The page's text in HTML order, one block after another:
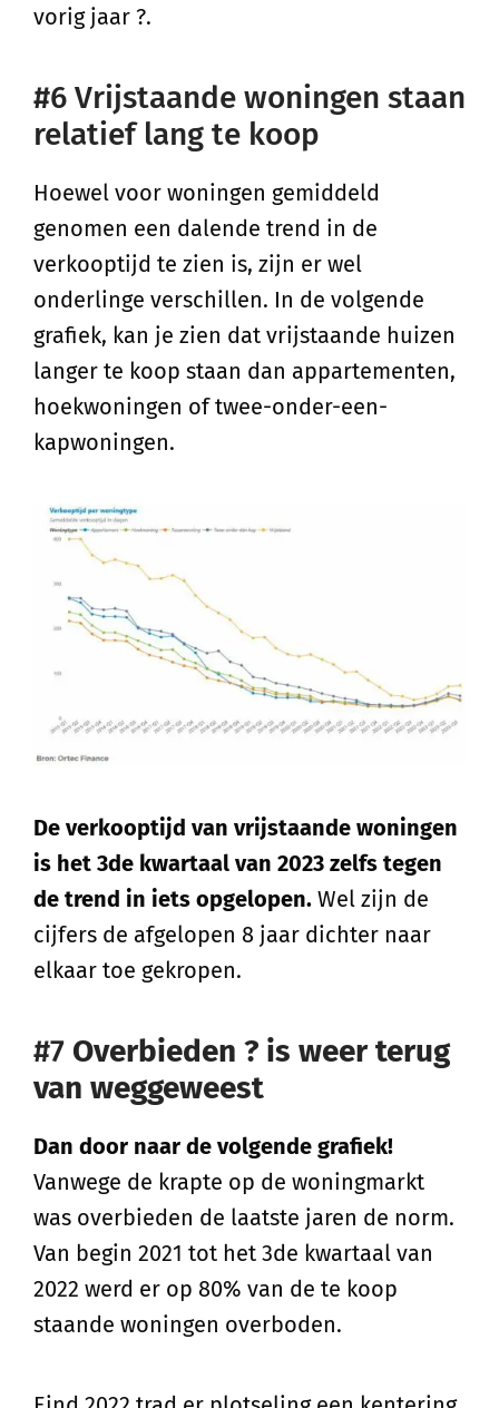
vorig jaar ?.
#6 Vrijstaande woningen staan
relatief lang te koop
Hoewel voor woningen gemiddeld
genomen een dalende trend in de
verkooptijd te zien is, zijn er wel
onderlinge verschillen. In de volgende
grafiek, kan je zien dat vrijstaande huizen
langer te koop staan dan appartementen,
hoekwoningen of twee-onder-een-
kapwoningen.
De verkooptijd van vrijstaande woningen
is het 3de kwartaal van 2023 zelfs tegen
de trend in iets opgelopen. Wel zijn de
cijfers de afgelopen 8 jaar dichter naar
elkaar toe gekropen.
#7 Overbieden ? is weer terug
van weggeweest
Dan door naar de volgende grafiek!
Vanwege de krapte op de woningmarkt
was overbieden de laatste jaren de norm.
Van begin 2021 tot het 3de kwartaal van
2022 werd er op 80% van de te koop
staande woningen overboden.